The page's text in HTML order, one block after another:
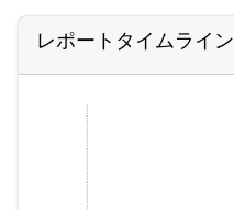
レポートタイムライン